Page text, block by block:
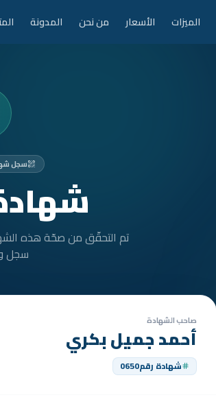
الميزات الأسعار من نحن المدونة
سجل
تم التحقّق من صحّة هذه
سجل
صاحب الشهادة
أحمد جميل بكري
شهادة رقم0650